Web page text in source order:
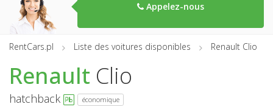
Appelez-nous
RentCars.pl Liste des voitures disponibles Renault Clio
Renault Clio
hatchback économique